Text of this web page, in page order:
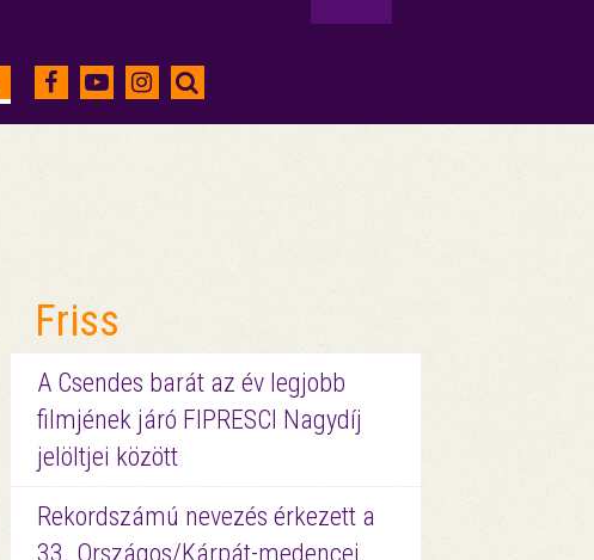
Friss
A Csendes barát az év legjobb
filmjének járó FIPRESCI Nagydíj
jelöltjei között
Rekordszámú nevezés érkezett a
33. Országos/Kárpát-medencei